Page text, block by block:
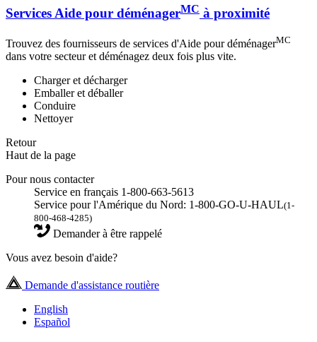
Services Aide pour déménagerMC à proximité
Trouvez des fournisseurs de services d'Aide pour déménagerMC
dans votre secteur et déménagez deux fois plus vite.
Charger et décharger
Emballer et déballer
Conduire
Nettoyer
Retour
Haut de la page
Pour nous contacter
Service en français 1-800-663-5613
Service pour l'Amérique du Nord: 1-800-GO-U-HAUL(1-
800-468-4285)
Demander à être rappelé
Vous avez besoin d'aide?
Demande d'assistance routière
English
Español